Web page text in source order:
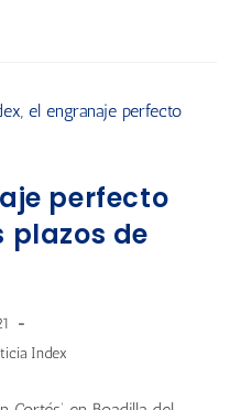
perfecto
de
Index